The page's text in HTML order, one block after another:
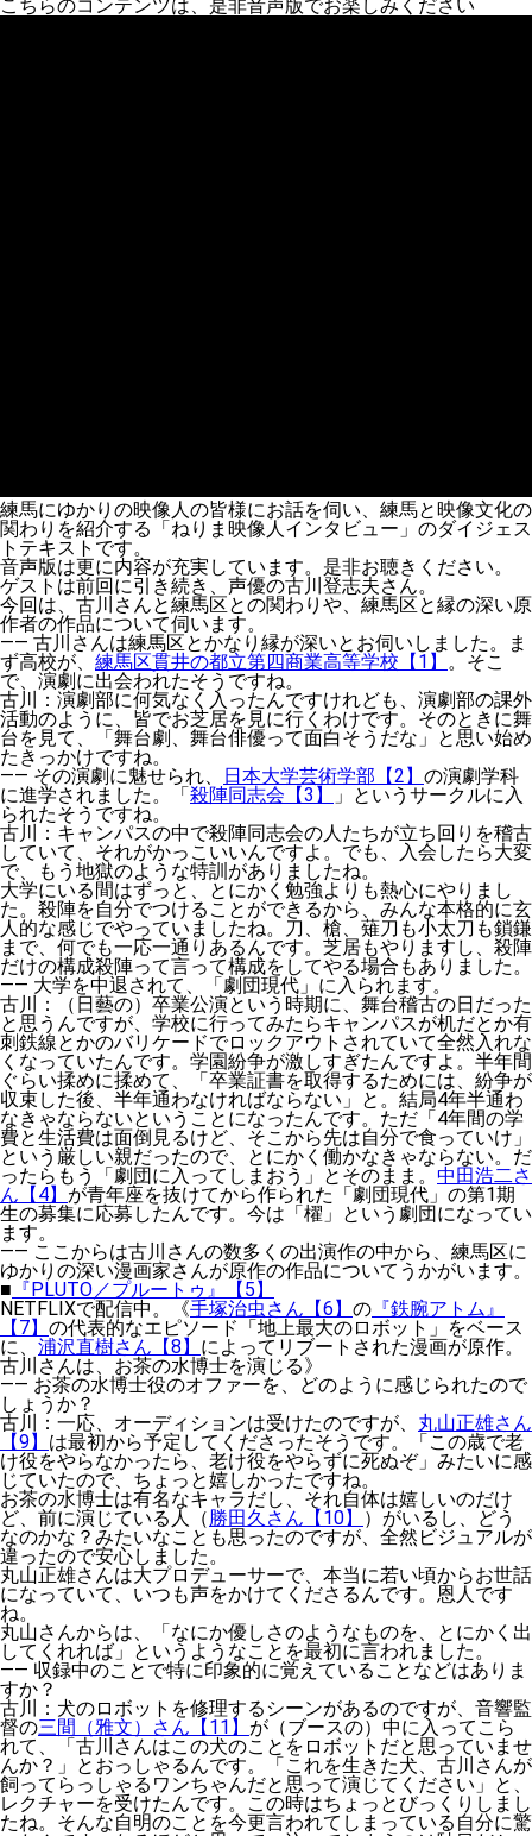
こちらのコンテンツは、是非音声版でお楽しみください
練馬にゆかりの映像人の皆様にお話を伺い、練馬と映像文化の
関わりを紹介する「ねりま映像人インタビュー」のダイジェス
トテキストです。
音声版は更に内容が充実しています。是非お聴きください。
ゲストは前回に引き続き、声優の古川登志夫さん。
今回は、古川さんと練馬区との関わりや、練馬区と縁の深い原
作者の作品について伺います。
—— 古川さんは練馬区とかなり縁が深いとお伺いしました。ま
ず高校が、 練馬区貫井の都立第四商業高等学校【1】 。そこ
で、演劇に出会われたそうですね。
古川
：演劇部に何気なく入ったんですけれども、演劇部の課外
活動のように、皆でお芝居を見に行くわけです。そのときに舞
台を見て、「舞台劇、舞台俳優って面白そうだな」と思い始め
たきっかけですね。
—— その演劇に魅せられ、 日本大学芸術学部【2】 の演劇学科
に進学されました。「殺陣同志会【3】
」というサークルに入
られたそうですね。
古川
：キャンパスの中で殺陣同志会の人たちが立ち回りを稽古
していて、それがかっこいいんですよ。でも、入会したら大変
で、もう地獄のような特訓がありましたね。
大学にいる間はずっと、とにかく勉強よりも熱心にやりまし
た。殺陣を自分でつけることができるから、みんな本格的に玄
人的な感じでやっていましたね。刀、槍、薙刀も小太刀も鎖鎌
まで、何でも一応一通りあるんです。芝居もやりますし、殺陣
だけの構成殺陣って言って構成をしてやる場合もありました。
—— 大学を中退されて、「劇団現代」に入られます。
古川
：（日藝の）卒業公演という時期に、舞台稽古の日だった
と思うんですが、学校に行ってみたらキャンパスが机だとか有
刺鉄線とかのバリケードでロックアウトされていて全然入れな
くなっていたんです。学園紛争が激しすぎたんですよ。半年間
ぐらい揉めに揉めて、「卒業証書を取得するためには、紛争が
収束した後、半年通わなければならない」と。結局4年半通わ
なきゃならないということになったんです。ただ「4年間の学
費と生活費は面倒見るけど、そこから先は自分で食っていけ」
という厳しい親だったので、とにかく働かなきゃならない。だ
ったらもう「劇団に入ってしまおう」とそのまま。 中田浩二さ
ん【4】 が青年座を抜けてから作られた「劇団現代」の第1期
生の募集に応募したんです。今は「櫂」という劇団になってい
ます。
—— ここからは古川さんの数多くの出演作の中から、練馬区に
ゆかりの深い漫画家さんが原作の作品についてうかがいます。
■ 『PLUTO／プルートゥ』【5】
NETFLIXで配信中。《手塚治虫さん【6】 の 『鉄腕アトム』
【7】 の代表的なエピソード「地上最大のロボット」をベース
に、 浦沢直樹さん【8】 によってリブートされた漫画が原作。
古川さんは、お茶の水博士を演じる》
—— お茶の水博士役のオファーを、どのように感じられたので
しょうか？
古川
：一応、オーディションは受けたのですが、 丸山正雄さん
【9】 は最初から予定してくださったそうです。「この歳で老
け役をやらなかったら、老け役をやらずに死ぬぞ」みたいに感
じていたので、ちょっと嬉しかったですね。
お茶の水博士は有名なキャラだし、それ自体は嬉しいのだけ
ど、前に演じている人（勝田久さん【10】
）がいるし、どう
なのかな？みたいなことも思ったのですが、全然ビジュアルが
違ったので安心しました。
丸山正雄さんは大プロデューサーで、本当に若い頃からお世話
になっていて、いつも声をかけてくださるんです。恩人です
ね。
丸山さんからは、「なにか優しさのようなものを、とにかく出
してくれれば」というようなことを最初に言われました。
—— 収録中のことで特に印象的に覚えていることなどはありま
すか？
古川
：犬のロボットを修理するシーンがあるのですが、音響監
督の三間（雅文）さん【11】 が（ブースの）中に入ってこら
れて、「古川さんはこの犬のことをロボットだと思っていませ
んか？」とおっしゃるんです。「これを生きた犬、古川さんが
飼ってらっしゃるワンちゃんだと思って演じてください」と、
レクチャーを受けたんです。この時はちょっとびっくりしまし
たね。そんな自明のことを今更言われてしまっている自分に驚